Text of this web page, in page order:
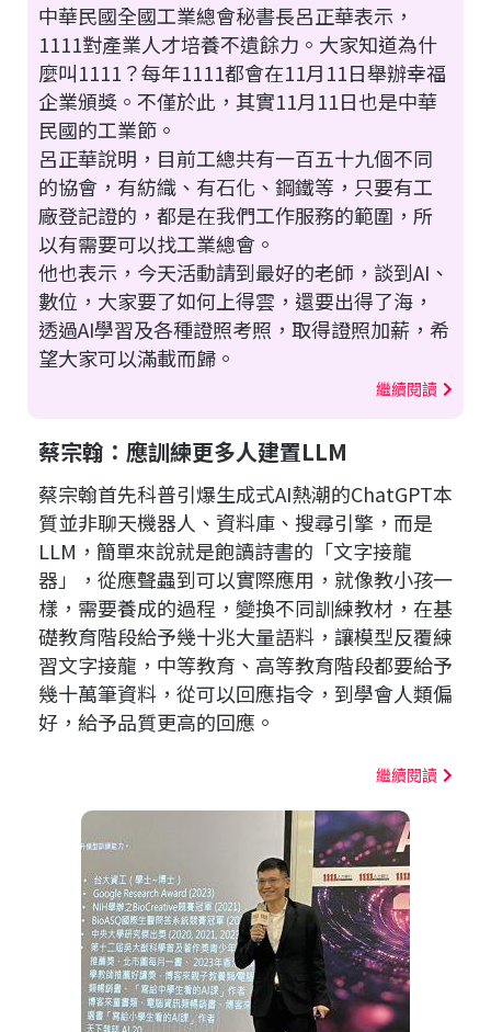
中華民國全國工業總會秘書長呂正華表示，
1111對產業人才培養不遺餘力。大家知道為什
麼叫1111？每年1111都會在11月11日舉辦幸福
企業頒獎。不僅於此，其實11月11日也是中華
民國的工業節。
呂正華說明，目前工總共有一百五十九個不同
的協會，有紡織、有石化、鋼鐵等，只要有工
廠登記證的，都是在我們工作服務的範圍，所
以有需要可以找工業總會。
他也表示，今天活動請到最好的老師，談到AI、
數位，大家要了如何上得雲，還要出得了海，
透過AI學習及各種證照考照，取得證照加薪，希
望大家可以滿載而歸。
繼續閱讀
蔡宗翰：應訓練更多人建置LLM
蔡宗翰首先科普引爆生成式AI熱潮的ChatGPT本
質並非聊天機器人、資料庫、搜尋引擎，而是
LLM，簡單來說就是飽讀詩書的「文字接龍
器」，從應聲蟲到可以實際應用，就像教小孩一
樣，需要養成的過程，變換不同訓練教材，在基
礎教育階段給予幾十兆大量語料，讓模型反覆練
習文字接龍，中等教育、高等教育階段都要給予
幾十萬筆資料，從可以回應指令，到學會人類偏
好，給予品質更高的回應。
繼續閱讀